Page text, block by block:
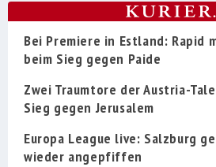
Bei Premiere in Estland: Rapid
beim Sieg gegen Paide
Zwei Traumtore der Austria-
Sieg gegen Jerusalem
Europa League live: Salzburg
wieder angepfiffen